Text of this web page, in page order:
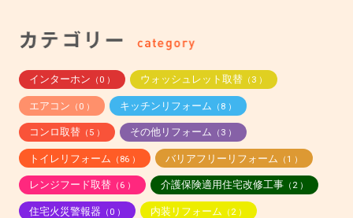
インターホン （0 ） ウォッシュレット取替（3 ）
エアコン （0 ） キッチンリフォーム （8 ）
コンロ取替（5 ） その他リフォーム （3 ）
トイレリフォーム （86 ） バリアフリーリフォーム （1 ）
レンジフード取替（6 ） 介護保険適用住宅改修工事（2 ）
住宅火災警報器 （0 ） 内装リフォーム （2 ）